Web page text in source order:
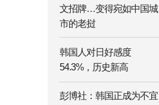
文招牌…变得宛如中国城
市的老挝
韩国人对日好感度
54.3%，历史新高
彭博社：韩国正成为不宜